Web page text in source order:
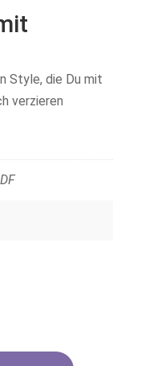
Style, die Du mit
verzieren